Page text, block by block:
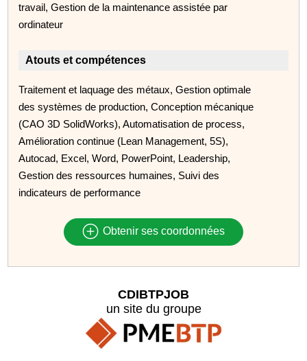
travail, Gestion de la maintenance assistée par
ordinateur
Atouts et compétences
Traitement et laquage des métaux, Gestion optimale
des systèmes de production, Conception mécanique
(CAO 3D SolidWorks), Automatisation de process,
Amélioration continue (Lean Management, 5S),
Autocad, Excel, Word, PowerPoint, Leadership,
Gestion des ressources humaines, Suivi des
indicateurs de performance
Obtenir ses coordonnées
CDIBTPJOB
un site du groupe